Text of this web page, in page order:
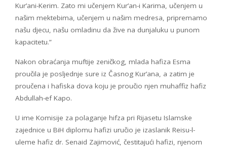
Kur’ani-Kerim. Zato mi učenjem Kur’an-i Karima, učenjem u
našim mektebima, učenjem u našim medresa, pripremamo
našu djecu, našu omladinu da žive na dunjaluku u punom
kapacitetu.”
Nakon obraćanja muftije zeničkog, mlada hafiza Esma
proučila je posljednje sure iz Časnog Kur’ana, a zatim je
proučena i hafiska dova koju je proučio njen muhaffiz hafiz
Abdullah-ef Kapo.
U ime Komisije za polaganje hifza pri Rijasetu Islamske
zajednice u BiH diplomu hafizi uručio je izaslanik Reisu-l-
uleme hafiz dr. Senaid Zajimović, čestitajući hafizi, njenom